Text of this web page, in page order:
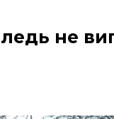
ледь не